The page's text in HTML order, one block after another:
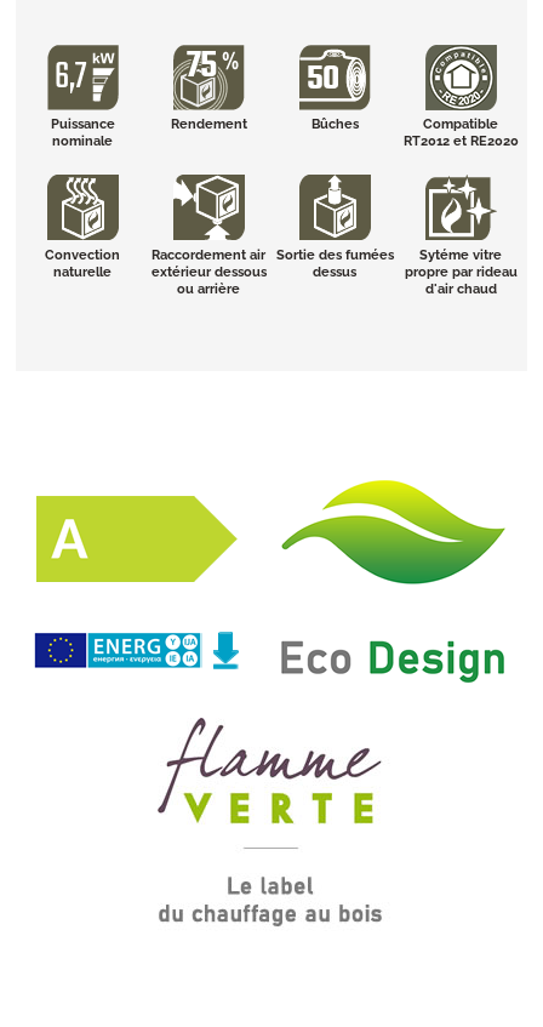
Puissance
nominale
Rendement Bûches
Compatible
RT2012 et RE2020
Convection
naturelle
Raccordement air
extérieur dessous
ou arrière
Sortie des fumées
dessus
Sytéme vitre
propre par rideau
d'air chaud